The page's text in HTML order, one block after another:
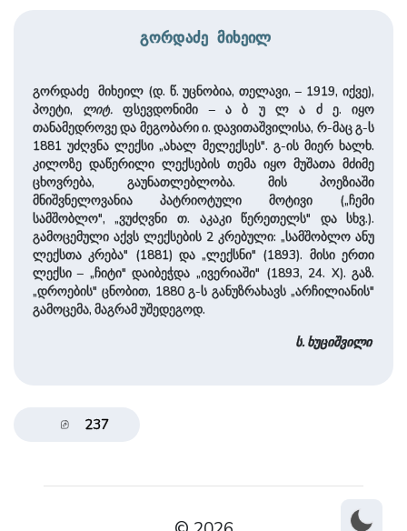
გორდაძე მიხეილ
გორდაძე მიხეილ (დ. წ. უცნობია, თელავი, – 1919, იქვე),
პოეტი, ლიტ. ფსევდონიმი – ა ბ უ ლ ა ძ ე. იყო
თანამედროვე და მეგობარი ი. დავითაშვილისა, რ-მაც გ-ს
1881 უძღვნა ლექსი „ახალ მელექსეს". გ-ის მიერ ხალხ.
კილოზე დაწერილი ლექსების თემა იყო მუშათა მძიმე
ცხოვრება, გაუნათლებლობა. მის პოეზიაში
მნიშვნელოვანია პატრიოტული მოტივი („ჩემი
სამშობლო", „ვუძღვნი თ. აკაკი წერეთელს" და სხვ.).
გამოცემული აქვს ლექსების 2 კრებული: „სამშობლო ანუ
ლექსთა კრება" (1881) და „ლექსნი" (1893). მისი ერთი
ლექსი – „ჩიტი" დაიბეჭდა „ივერიაში" (1893, 24. X). გაზ.
„დროების" ცნობით, 1880 გ-ს განუზრახავს „არჩილიანის"
გამოცემა, მაგრამ უშედეგოდ.
ს. ხუციშვილი
237